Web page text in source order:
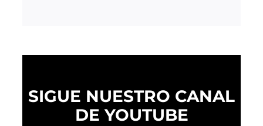
SIGUE NUESTRO CANAL
DE YOUTUBE